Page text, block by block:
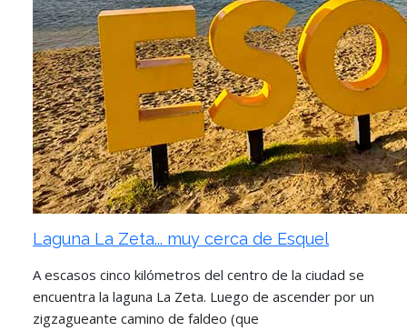
Laguna La Zeta... muy cerca de Esquel
A escasos cinco kilómetros del centro de la ciudad se
encuentra la laguna La Zeta. Luego de ascender por un
zigzagueante camino de faldeo (que